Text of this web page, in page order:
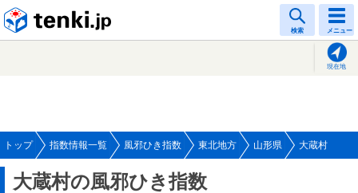
検索 メニュー
現在地
トップ 指数情報一覧 風邪ひき指数 東北地方 山形県 大蔵村
大蔵村の風邪ひき指数